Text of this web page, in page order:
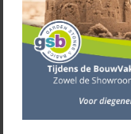
gewenste
hierbij is,
(eigendom
De
losplaats
Zorg dat